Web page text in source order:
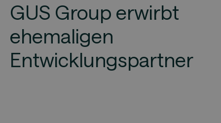
GUS Group erwirbt
ehemaligen
Entwicklungspartner